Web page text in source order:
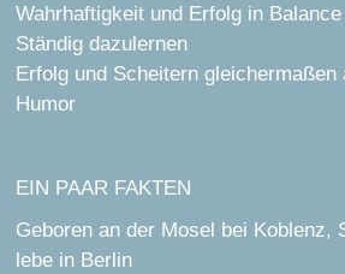
Wahrhaftigkeit und Erfolg in
Ständig dazulernen
Erfolg und Scheitern gleichermaßen
Humor
EIN PAAR FAKTEN
Geboren an der Mosel bei Koblenz,
lebe in Berlin